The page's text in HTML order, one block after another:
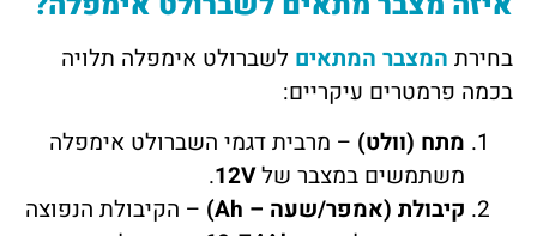
בחירת המצבר המתאים לשברולט אימפלה תלויה
בכמה פרמטרים עיקריים:
מתח (וולט) – מרבית דגמי השברולט אימפלה
משתמשים במצבר של12V
.
קיבולת (אמפר/שעה – Ah)
– הקיבולת הנפוצה